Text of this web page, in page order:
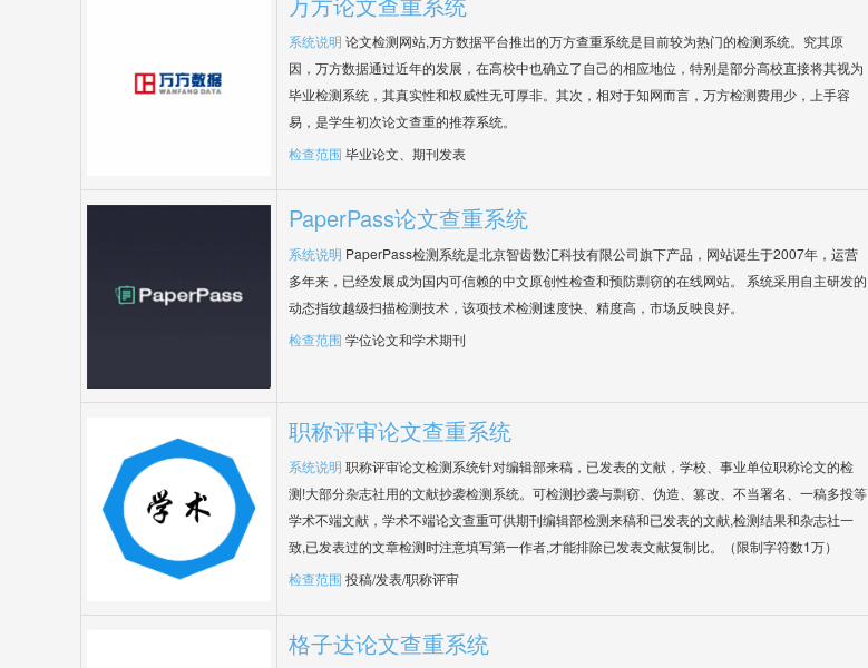
系统说明 论文检测网站,万方数据平台推出的万方查重系统是目前较为热门的检测系统。究其原
因，万方数据通过近年的发展，在高校中也确立了自己的相应地位，特别是部分高校直接将其视为
毕业检测系统，其真实性和权威性无可厚非。其次，相对于知网而言，万方检测费用少，上手容
易，是学生初次论文查重的推荐系统。
检查范围 毕业论文、期刊发表
PaperPass论文查重系统
系统说明 PaperPass检测系统是北京智齿数汇科技有限公司旗下产品，网站诞生于2007年，运营
多年来，已经发展成为国内可信赖的中文原创性检查和预防剽窃的在线网站。 系统采用自主研发的
动态指纹越级扫描检测技术，该项技术检测速度快、精度高，市场反映良好。
检查范围 学位论文和学术期刊
职称评审论文查重系统
系统说明 职称评审论文检测系统针对编辑部来稿，已发表的文献，学校、事业单位职称论文的检
测!大部分杂志社用的文献抄袭检测系统。可检测抄袭与剽窃、伪造、篡改、不当署名、一稿多投等
学术不端文献，学术不端论文查重可供期刊编辑部检测来稿和已发表的文献,检测结果和杂志社一
致,已发表过的文章检测时注意填写第一作者,才能排除已发表文献复制比。（限制字符数1万）
检查范围 投稿/发表/职称评审
格子达论文查重系统